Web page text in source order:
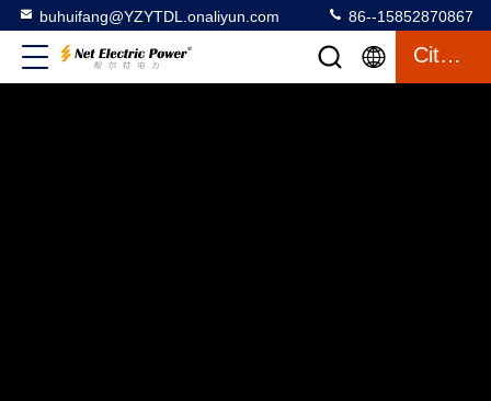
buhuifang@YZYTDL.onaliyun.com 86--15852870867
Citaat